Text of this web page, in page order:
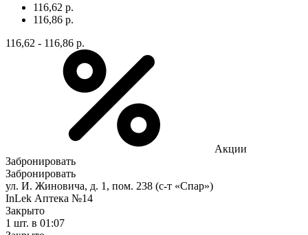
116,62 р.
116,86 р.
116,62 - 116,86 р.
Акции
Забронировать
Забронировать
ул. И. Жиновича, д. 1, пом. 238 (с-т «Спар»)
InLek Аптека №14
Закрыто
1 шт. в 01:07